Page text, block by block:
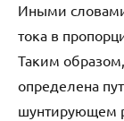
Иными
тока в
Таким
определена
шунтирующем